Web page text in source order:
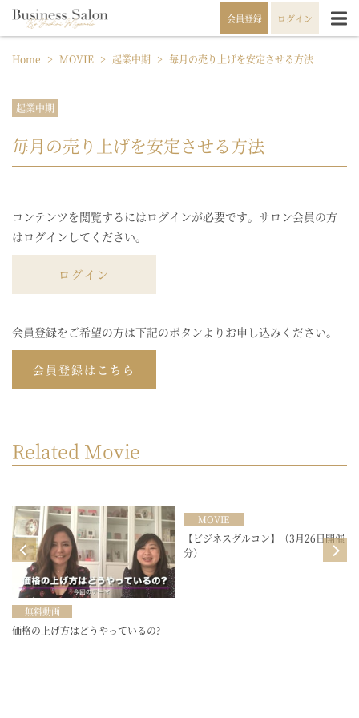
会員登録 ログイン
Home > MOVIE > 起業中期 > 毎月の売り上げを安定させる方法
起業中期
毎月の売り上げを安定させる方法
コンテンツを閲覧するにはログインが必要です。サロン会員の方
はログインしてください。
ログイン
会員登録をご希望の方は下記のボタンよりお申し込みください。
会員登録はこちら
Related Movie
無料動画
価格の上げ方はどうやっているの?
MOVIE
【ビジネスグルコン】（3月26日開催
分）